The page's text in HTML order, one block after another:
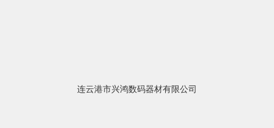
连云港市兴鸿数码器材有限公司